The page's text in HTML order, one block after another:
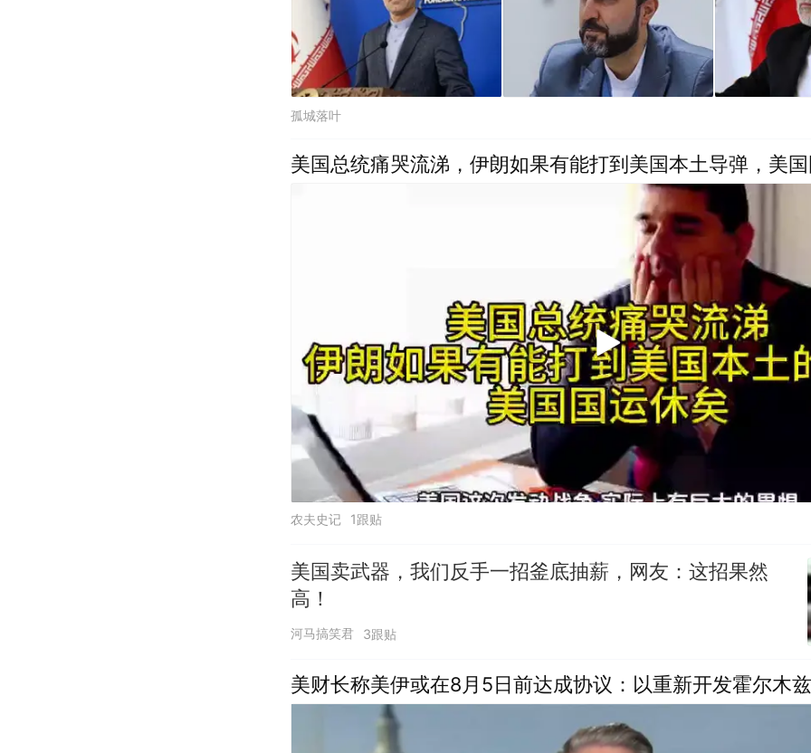
孤城落叶
美国总统痛哭流涕，伊朗如果有能打到美国本土导弹，美
农夫史记 1跟贴
美国卖武器，我们反手一招釜底抽薪，网友：这招果然
高！
河马搞笑君 3跟贴
美财长称美伊或在8月5日前达成协议：以重新开发霍尔木